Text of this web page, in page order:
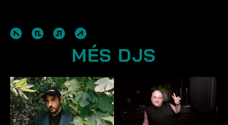
MÉS DJS